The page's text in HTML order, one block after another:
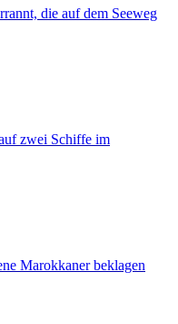
die auf dem Seeweg
zwei Schiffe im
Marokkaner beklagen